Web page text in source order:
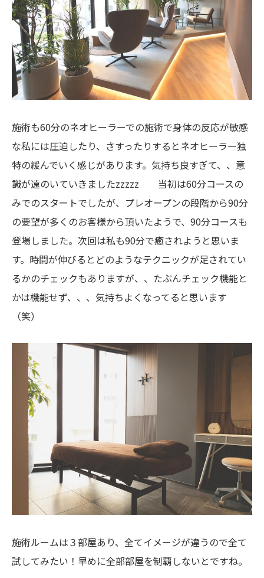
施術も60分のネオヒーラーでの施術で身体の反応が敏感
な私には圧迫したり、さすったりするとネオヒーラー独
特の緩んでいく感じがあります。気持ち良すぎて、、意
識が遠のいていきましたzzzzz 当初は60分コースの
みでのスタートでしたが、プレオープンの段階から90分
の要望が多くのお客様から頂いたようで、90分コースも
登場しました。次回は私も90分で癒されようと思いま
す。時間が伸びるとどのようなテクニックが足されてい
るかのチェックもありますが、、たぶんチェック機能と
かは機能せず、、、気持ちよくなってると思います
（笑）
施術ルームは３部屋あり、全てイメージが違うので全て
試してみたい！早めに全部部屋を制覇しないとですね。